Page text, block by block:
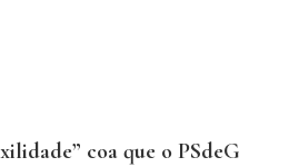
coa que o PSdeG